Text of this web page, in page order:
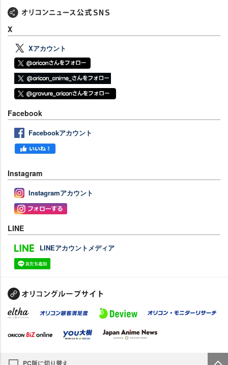
X
Xアカウント
Facebook
Facebookアカウント
Instagram
Instagramアカウント
LINE
LINEアカウントメディア
PC版に切り替え